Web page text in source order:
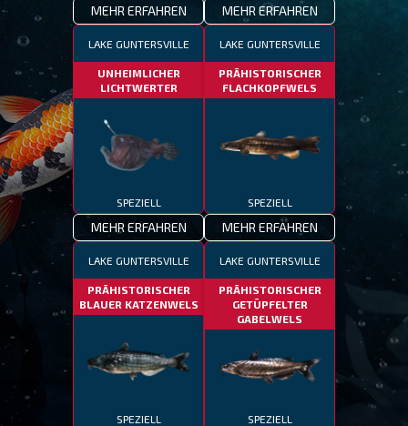
MEHR ERFAHREN MEHR ERFAHREN
LAKE GUNTERSVILLE
UNHEIMLICHER
LICHTWERTER
SPEZIELL
MEHR ERFAHREN
LAKE GUNTERSVILLE
PRÄHISTORISCHER
FLACHKOPFWELS
SPEZIELL
MEHR ERFAHREN
LAKE GUNTERSVILLE
PRÄHISTORISCHER
BLAUER KATZENWELS
SPEZIELL
LAKE GUNTERSVILLE
PRÄHISTORISCHER
GETÜPFELTER
GABELWELS
SPEZIELL